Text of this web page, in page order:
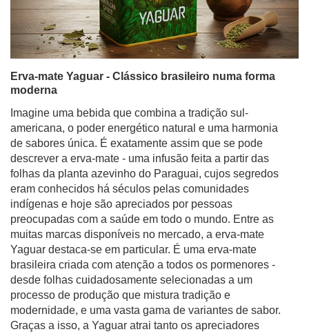
Erva-mate Yaguar - Clássico brasileiro numa forma
moderna
Imagine uma bebida que combina a tradição sul-
americana, o poder energético natural e uma harmonia
de sabores única. É exatamente assim que se pode
descrever a erva-mate - uma infusão feita a partir das
folhas da planta azevinho do Paraguai, cujos segredos
eram conhecidos há séculos pelas comunidades
indígenas e hoje são apreciados por pessoas
preocupadas com a saúde em todo o mundo. Entre as
muitas marcas disponíveis no mercado, a erva-mate
Yaguar destaca-se em particular. É uma erva-mate
brasileira criada com atenção a todos os pormenores -
desde folhas cuidadosamente selecionadas a um
processo de produção que mistura tradição e
modernidade, e uma vasta gama de variantes de sabor.
Graças a isso, a Yaguar atrai tanto os apreciadores